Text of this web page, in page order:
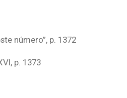
número”, p. 1372
p. 1373